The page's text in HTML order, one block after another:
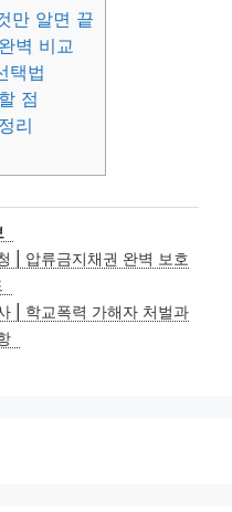
만 알면 끝
벽 비교
택법
점
리
| 압류금지채권 완벽 보호
| 학교폭력 가해자 처벌과